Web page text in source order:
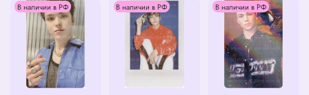
В наличии в РФ В наличии в РФ В наличии в РФ